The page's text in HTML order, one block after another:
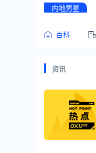
内地男星
百科
资讯